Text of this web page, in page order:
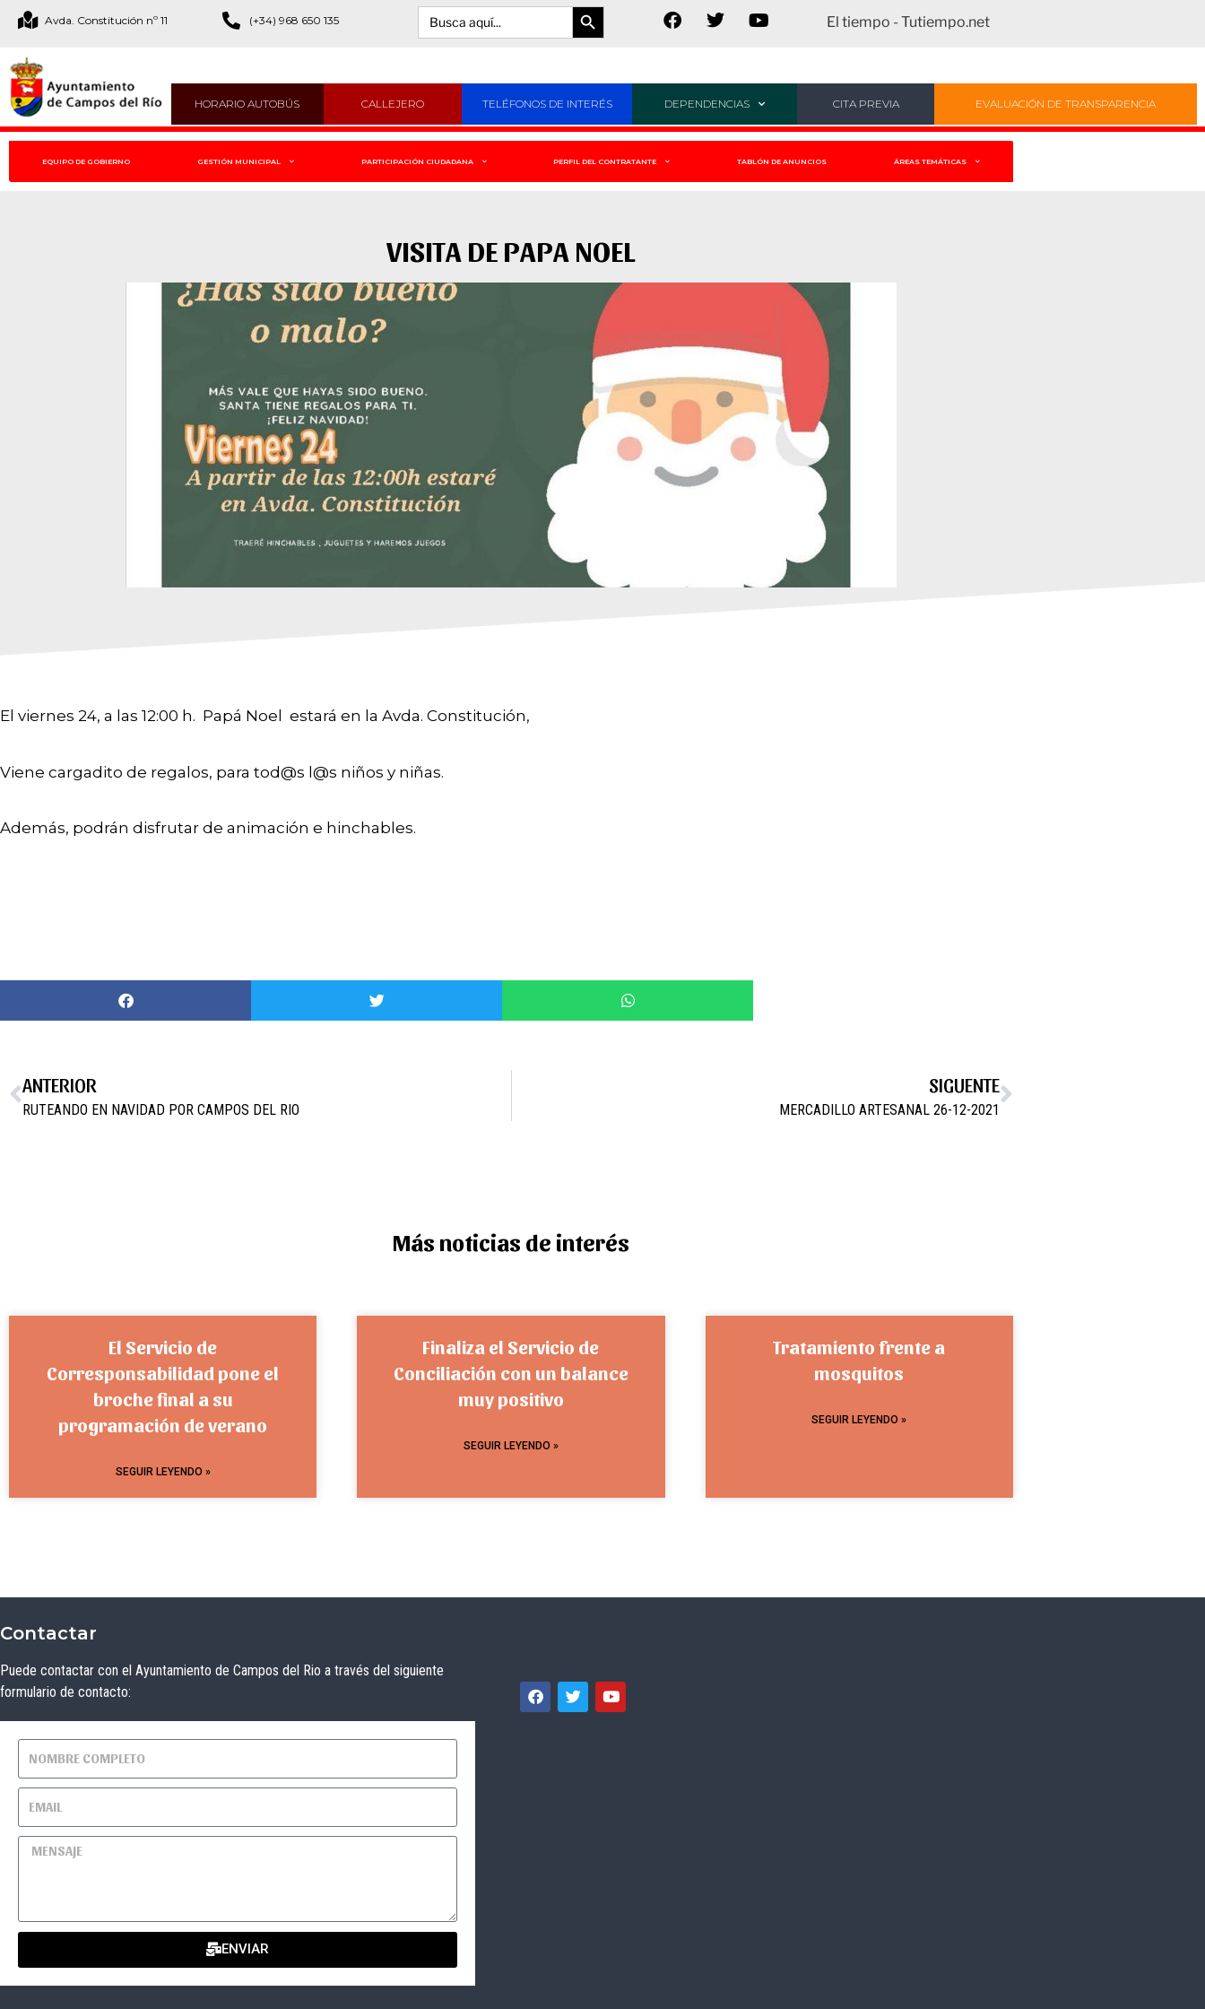
Avda. Constitución nº 11 (+34) 968 650 135 Buscar:
Botón de búsqueda
El tiempo - Tutiempo.net
HORARIO AUTOBÚS CALLEJERO TELÉFONOS DE INTERÉS DEPENDENCIAS CITA PREVIA EVALUACIÓN DE TRANSPARENCIA
EQUIPO DE GOBIERNO GESTIÓN MUNICIPAL PARTICIPACIÓN CIUDADANA PERFIL DEL CONTRATANTE TABLÓN DE ANUNCIOS ÁREAS TEMÁTICAS
VISITA DE PAPA NOEL
El viernes 24, a las 12:00 h. Papá Noel estará en la Avda. Constitución,
Viene cargadito de regalos, para tod@s l@s niños y niñas.
Además, podrán disfrutar de animación e hinchables.
ANTERIOR
RUTEANDO EN NAVIDAD POR CAMPOS DEL RIO
SIGUENTE
MERCADILLO ARTESANAL 26-12-2021
Más noticias de interés
El Servicio de
Corresponsabilidad pone el
broche final a su
programación de verano
SEGUIR LEYENDO »
Finaliza el Servicio de
Conciliación con un balance
muy positivo
SEGUIR LEYENDO »
Tratamiento frente a
mosquitos
SEGUIR LEYENDO »
Contactar
Puede contactar con el Ayuntamiento de Campos del Rio a través del siguiente
formulario de contacto:
ENVIAR